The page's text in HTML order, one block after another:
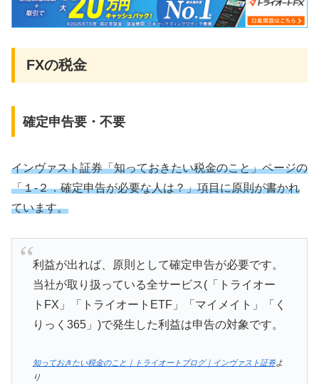
FXの税金
確定申告要・不要
インヴァスト証券「知っておきたい税金のこと」ページの
「１-２．確定申告が必要な人は？」項目に原則が書かれ
ています。
利益が出れば、原則として確定申告が必要です。
当社が取り扱っている全サービス(「トライオー
トFX」「トライオートETF」「マイメイト」「く
りっく365」)で発生した利益は申告の対象です。
知っておきたい税金のこと｜トライオートブログ｜インヴァスト証券よ
り